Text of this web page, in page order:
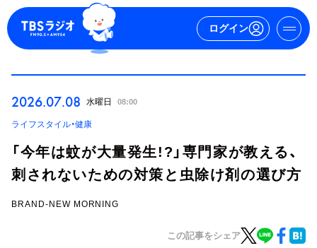
ログイン
ログイン
2026.07.08 水曜日 08:00
ライフスタイル・健康
「今年は蚊が大量発生!?」専門家が教える、
刺されないための対策と虫除け剤の選び方
BRAND-NEW MORNING
この記事をシェア